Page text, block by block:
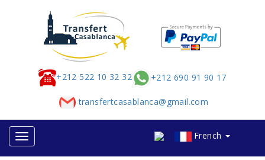
+212 522 10 32 32 +212 690 91 90 17
transfertcasablanca@gmail.com
French